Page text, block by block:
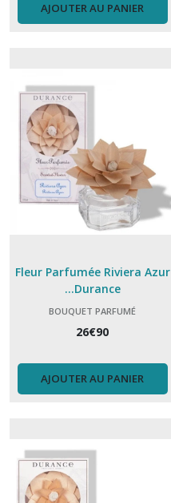
AJOUTER AU PANIER
Fleur Parfumée Riviera Azur
...Durance
BOUQUET PARFUMÉ
26€90
AJOUTER AU PANIER